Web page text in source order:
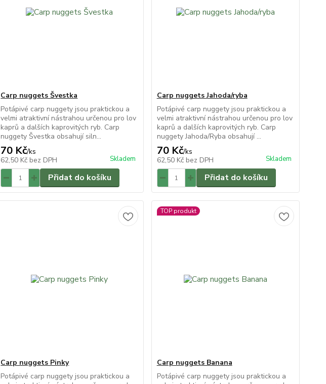
Carp nuggets Švestka
Potápivé carp nuggety jsou praktickou a
velmi atraktivní nástrahou určenou pro lov
kaprů a dalších kaprovitých ryb. Carp
nuggety Švestka obsahují siln...
70 Kč/ks
62,50 Kč bez DPH Skladem
Přidat do košíku
Carp nuggets Jahoda/ryba
Potápivé carp nuggety jsou praktickou a
velmi atraktivní nástrahou určenou pro lov
kaprů a dalších kaprovitých ryb. Carp
nuggety Jahoda/Ryba obsahují ...
70 Kč/ks
62,50 Kč bez DPH Skladem
Přidat do košíku
Carp nuggets Pinky
Potápivé carp nuggety jsou praktickou a
TOP produkt
Carp nuggets Banana
Potápivé carp nuggety jsou praktickou a